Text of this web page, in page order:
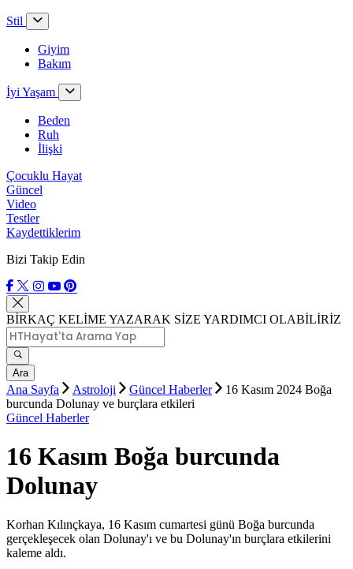
Stil
Giyim
Bakım
İyi Yaşam
Beden
Ruh
İlişki
Çocuklu Hayat
Güncel
Video
Testler
Kaydettiklerim
Bizi Takip Edin
BİRKAÇ KELİME YAZARAK SİZE YARDIMCI OLABİLİRİZ
Ara
Ana Sayfa Astroloji Güncel Haberler
16 Kasım 2024 Boğa
burcunda Dolunay ve burçlara etkileri
Güncel Haberler
16 Kasım Boğa burcunda
Dolunay
Korhan Kılınçkaya, 16 Kasım cumartesi günü Boğa burcunda
gerçekleşecek olan Dolunay'ı ve bu Dolunay'ın burçlara etkilerini
kaleme aldı.